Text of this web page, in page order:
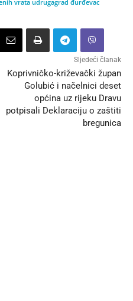
vrata udrugagrad đurđevac
Sljedeći članak
Koprivničko-križevački župan
Golubić i načelnici deset
općina uz rijeku Dravu
potpisali Deklaraciju o zaštiti
bregunica